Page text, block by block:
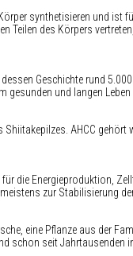
synthetisieren und ist
Teilen des Körpers
Geschichte rund
gesunden und langen
Shiitakepilzes. AHCC
die Energieproduktion,
zur Stabilisierung
eine Pflanze aus der
schon seit Jahrtausenden